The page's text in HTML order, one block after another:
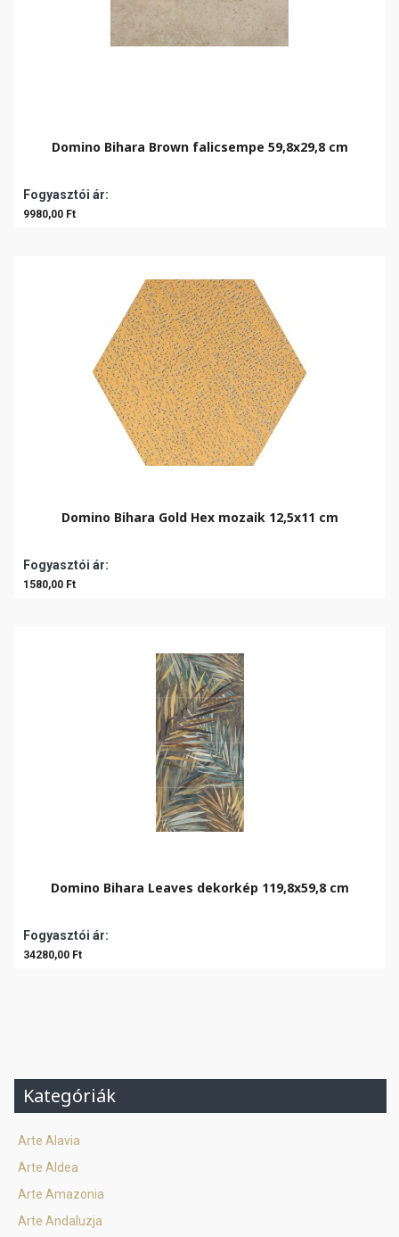
Domino Bihara Brown falicsempe 59,8x29,8 cm
Fogyasztói ár:
9980,00 Ft
Domino Bihara Gold Hex mozaik 12,5x11 cm
Fogyasztói ár:
1580,00 Ft
Domino Bihara Leaves dekorkép 119,8x59,8 cm
Fogyasztói ár:
34280,00 Ft
Kategóriák
Arte Alavia
Arte Aldea
Arte Amazonia
Arte Andaluzja